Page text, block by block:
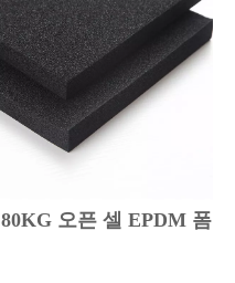
80KG 오픈 셀 EPDM 폼